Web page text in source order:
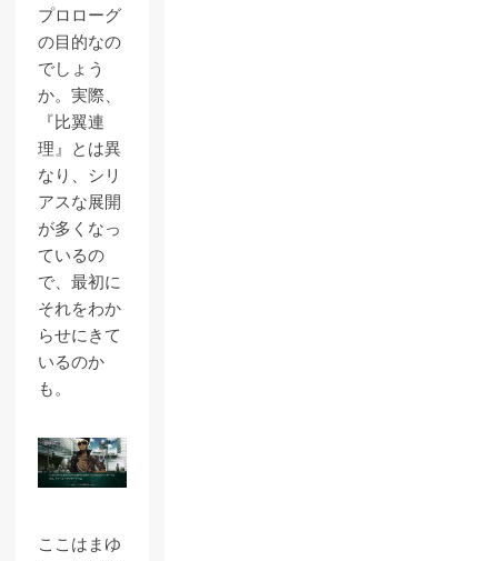
プロローグ
の目的なの
でしょう
か。実際、
『比翼連
理』とは異
なり、シリ
アスな展開
が多くなっ
ているの
で、最初に
それをわか
らせにきて
いるのか
も。
ここはまゆ